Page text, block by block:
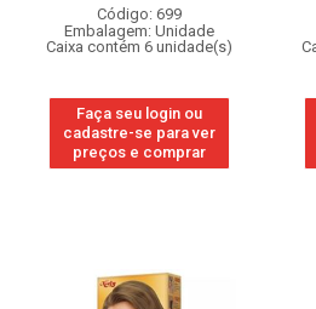
Código: 699
Embalagem: Unidade
Caixa contém 6 unidade(s)
Faça seu login ou
cadastre-se para ver
preços e comprar